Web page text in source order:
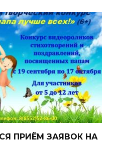
ПРИЁМ ЗАЯВОК НА